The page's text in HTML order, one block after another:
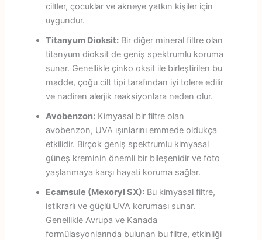
ciltler, çocuklar ve akneye yatkın kişiler için
uygundur.
Titanyum Dioksit:Bir diğer mineral filtre olan
titanyum dioksit de geniş spektrumlu koruma
sunar. Genellikle çinko oksit ile birleştirilen bu
madde, çoğu cilt tipi tarafından iyi tolere edilir
ve nadiren alerjik reaksiyonlara neden olur.
Avobenzon:Kimyasal bir filtre olan
avobenzon, UVA ışınlarını emmede oldukça
etkilidir. Birçok geniş spektrumlu kimyasal
güneş kreminin önemli bir bileşenidir ve foto
yaşlanmaya karşı hayati koruma sağlar.
Ecamsule (Mexoryl SX):Bu kimyasal filtre,
istikrarlı ve güçlü UVA koruması sunar.
Genellikle Avrupa ve Kanada
formülasyonlarında bulunan bu filtre, etkinliği